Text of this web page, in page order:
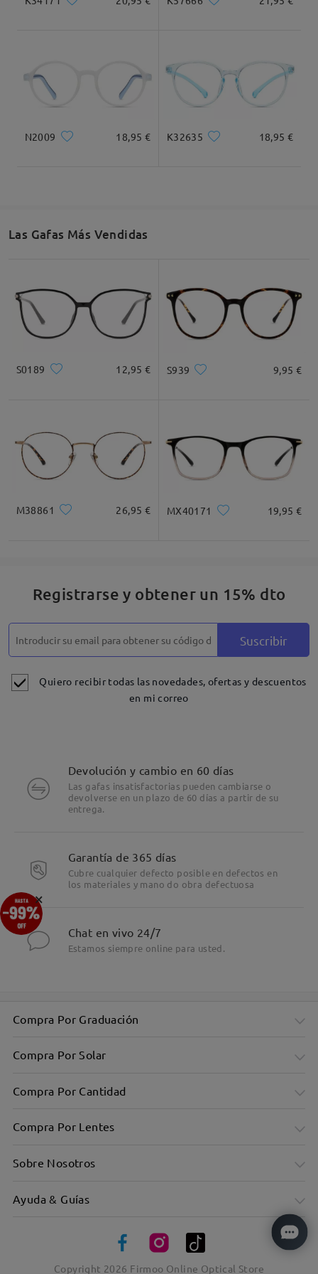
Lens Width
47mm/ 1.85in 41mm/ 1.61in 16mm/ 0.62in
N2009 18,95 € K32635 18,95 €
Las Gafas Más Vendidas
S0189 12,95 € S939 9,95 €
M38861 26,95 € MX40171 19,95 €
Registrarse y obtener un 15% dto
Suscribir
Quiero recibir todas las novedades, ofertas y descuentos
en mi correo
Devolución y cambio en 60 días
Las gafas insatisfactorias pueden cambiarse o
devolverse en un plazo de 60 días a partir de su
entrega.
Garantía de 365 días
Cubre cualquier defecto posible en defectos en
los materiales y mano do obra defectuosa
Chat en vivo 24/7
Estamos siempre online para usted.
Compra Por Graduación
Compra Por Solar
Compra Por Cantidad
Compra Por Lentes
Sobre Nosotros
Ayuda & Guías
Copyright 2026 Firmoo Online Optical Store
×